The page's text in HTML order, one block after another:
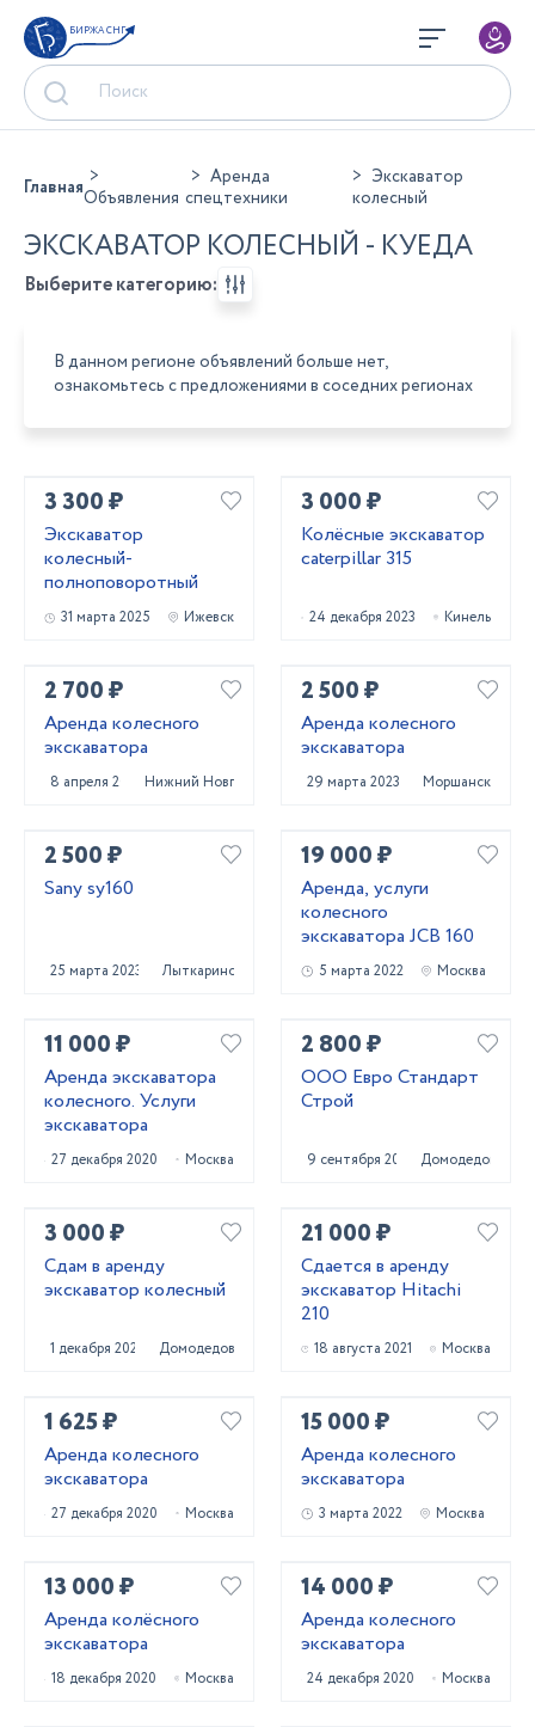
БИРЖА СНГ
ГлавнаяОбъявления
Аренда
спецтехники
Экскаватор
колесный
ЭКСКАВАТОР КОЛЕСНЫЙ - КУЕДА
Выберите категорию:
В данном регионе объявлений больше нет,
ознакомьтесь с предложениями в соседних регионах
3 300 ₽
Экскаватор
колесный-
полноповоротный
31 марта 2025 Ижевск
3 000 ₽
Колёсные экскаватор
caterpillar 315
24 декабря 2023 Кинель
2 700 ₽
Аренда колесного
экскаватора
8 апреля 2025 Нижний Новгород
2 500 ₽
Аренда колесного
экскаватора
29 марта 2023 Моршанск
2 500 ₽
Sany sy160
25 марта 2023 Лыткарино
19 000 ₽
Аренда, услуги
колесного
экскаватора JCB 160
5 марта 2022 Москва
11 000 ₽
Аренда экскаватора
колесного. Услуги
экскаватора
27 декабря 2020 Москва
2 800 ₽
ООО Евро Стандарт
Строй
9 сентября 2023 Домодедово
3 000 ₽
Сдам в аренду
экскаватор колесный
1 декабря 2023 Домодедово
21 000 ₽
Сдается в аренду
экскаватор Hitachi
210
18 августа 2021 Москва
1 625 ₽
Аренда колесного
экскаватора
27 декабря 2020 Москва
15 000 ₽
Аренда колесного
экскаватора
3 марта 2022 Москва
13 000 ₽
Аренда колёсного
экскаватора
18 декабря 2020 Москва
14 000 ₽
Аренда колесного
экскаватора
24 декабря 2020 Москва